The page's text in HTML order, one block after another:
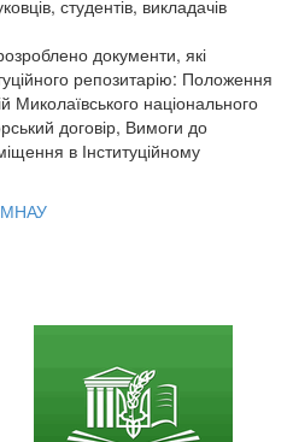
студентів, викладачів
документи, які
репозитарію: Положення
Миколаївського національного
договір, Вимоги до
в Інституційному
МНАУ